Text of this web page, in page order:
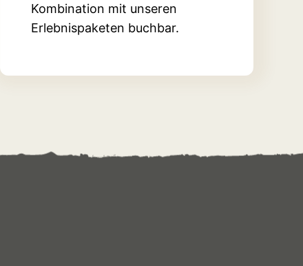
Kombination mit unseren
Erlebnispaketen buchbar.